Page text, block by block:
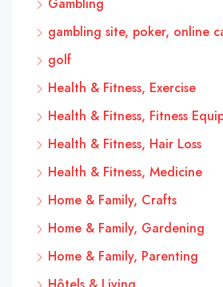
Gambling
gambling site, poker, online
golf
Health & Fitness, Exercise
Health & Fitness, Fitness
Health & Fitness, Hair Loss
Health & Fitness, Medicine
Home & Family, Crafts
Home & Family, Gardening
Home & Family, Parenting